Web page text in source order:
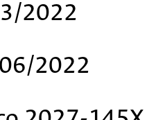
2022
2022